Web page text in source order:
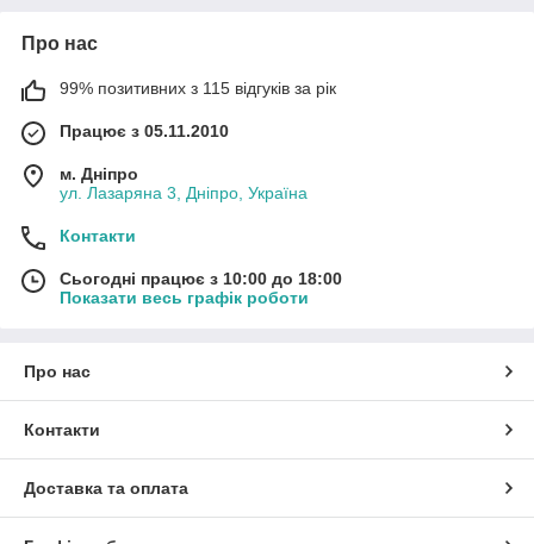
Про нас
99% позитивних з 115 відгуків за рік
Працює з 05.11.2010
м. Дніпро
ул. Лазаряна 3, Дніпро, Україна
Контакти
Сьогодні працює з 10:00 до 18:00
Показати весь графік роботи
Про нас
Контакти
Доставка та оплата